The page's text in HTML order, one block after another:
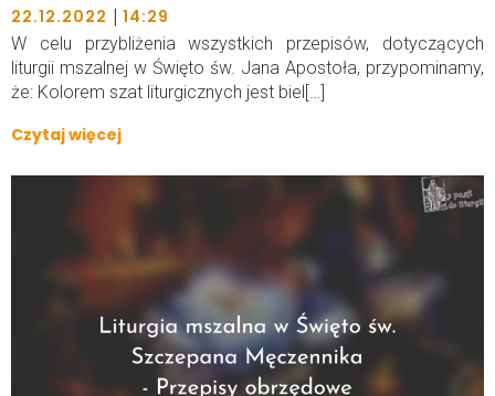
22.12.2022 | 14:29
W celu przybliżenia wszystkich przepisów, dotyczących
liturgii mszalnej w Święto św. Jana Apostoła, przypominamy,
że: Kolorem szat liturgicznych jest biel[…]
Czytaj więcej